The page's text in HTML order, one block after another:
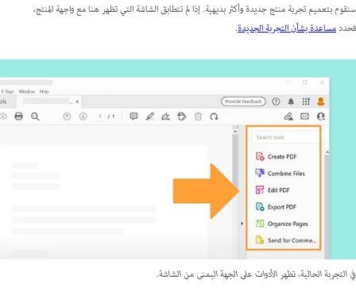
سنقوم بتعميم تجربة منتج جديدة وأكثر بديهية. إذا لم تتطابق الشاشة التي تظهر هنا مع واجهة المنتج،
فحددمساعدة بشأن التجربة الجديدة.
في التجربة الحالية، تظهر الأدوات على الجهة اليمنى من الشاشة.